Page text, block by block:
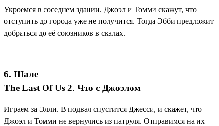
Укроемся в соседнем здании. Джоэл и Томми скажут, что
отступить до города уже не получится. Тогда Эбби предложит
добраться до её союзников в скалах.
6. Шале
The Last Of Us 2. Что с Джоэлом
Играем за Элли. В подвал спустится Джесси, и скажет, что
Джоэл и Томми не вернулись из патруля. Отправимся на их